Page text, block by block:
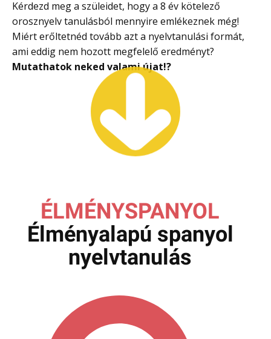
Kérdezd meg a szüleidet, hogy a 8 év kötelező
orosznyelv tanulásból mennyire emlékeznek még!
Miért erőltetnéd tovább azt a nyelvtanulási formát,
ami eddig nem hozott megfelelő eredményt?
Mutathatok neked valami újat!?
ÉLMÉNYSPANYOL
Élményalapú spanyol
nyelvtanulás